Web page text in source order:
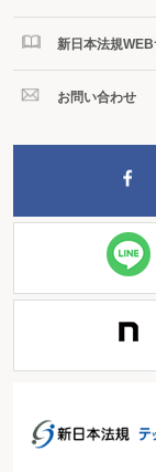
新日本法規
お問い合わせ